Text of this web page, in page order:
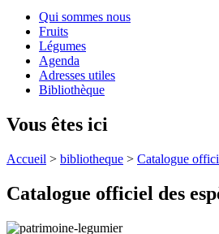
Qui sommes nous
Fruits
Légumes
Agenda
Adresses utiles
Bibliothèque
Vous êtes ici
Accueil > bibliotheque > Catalogue
Catalogue officiel des